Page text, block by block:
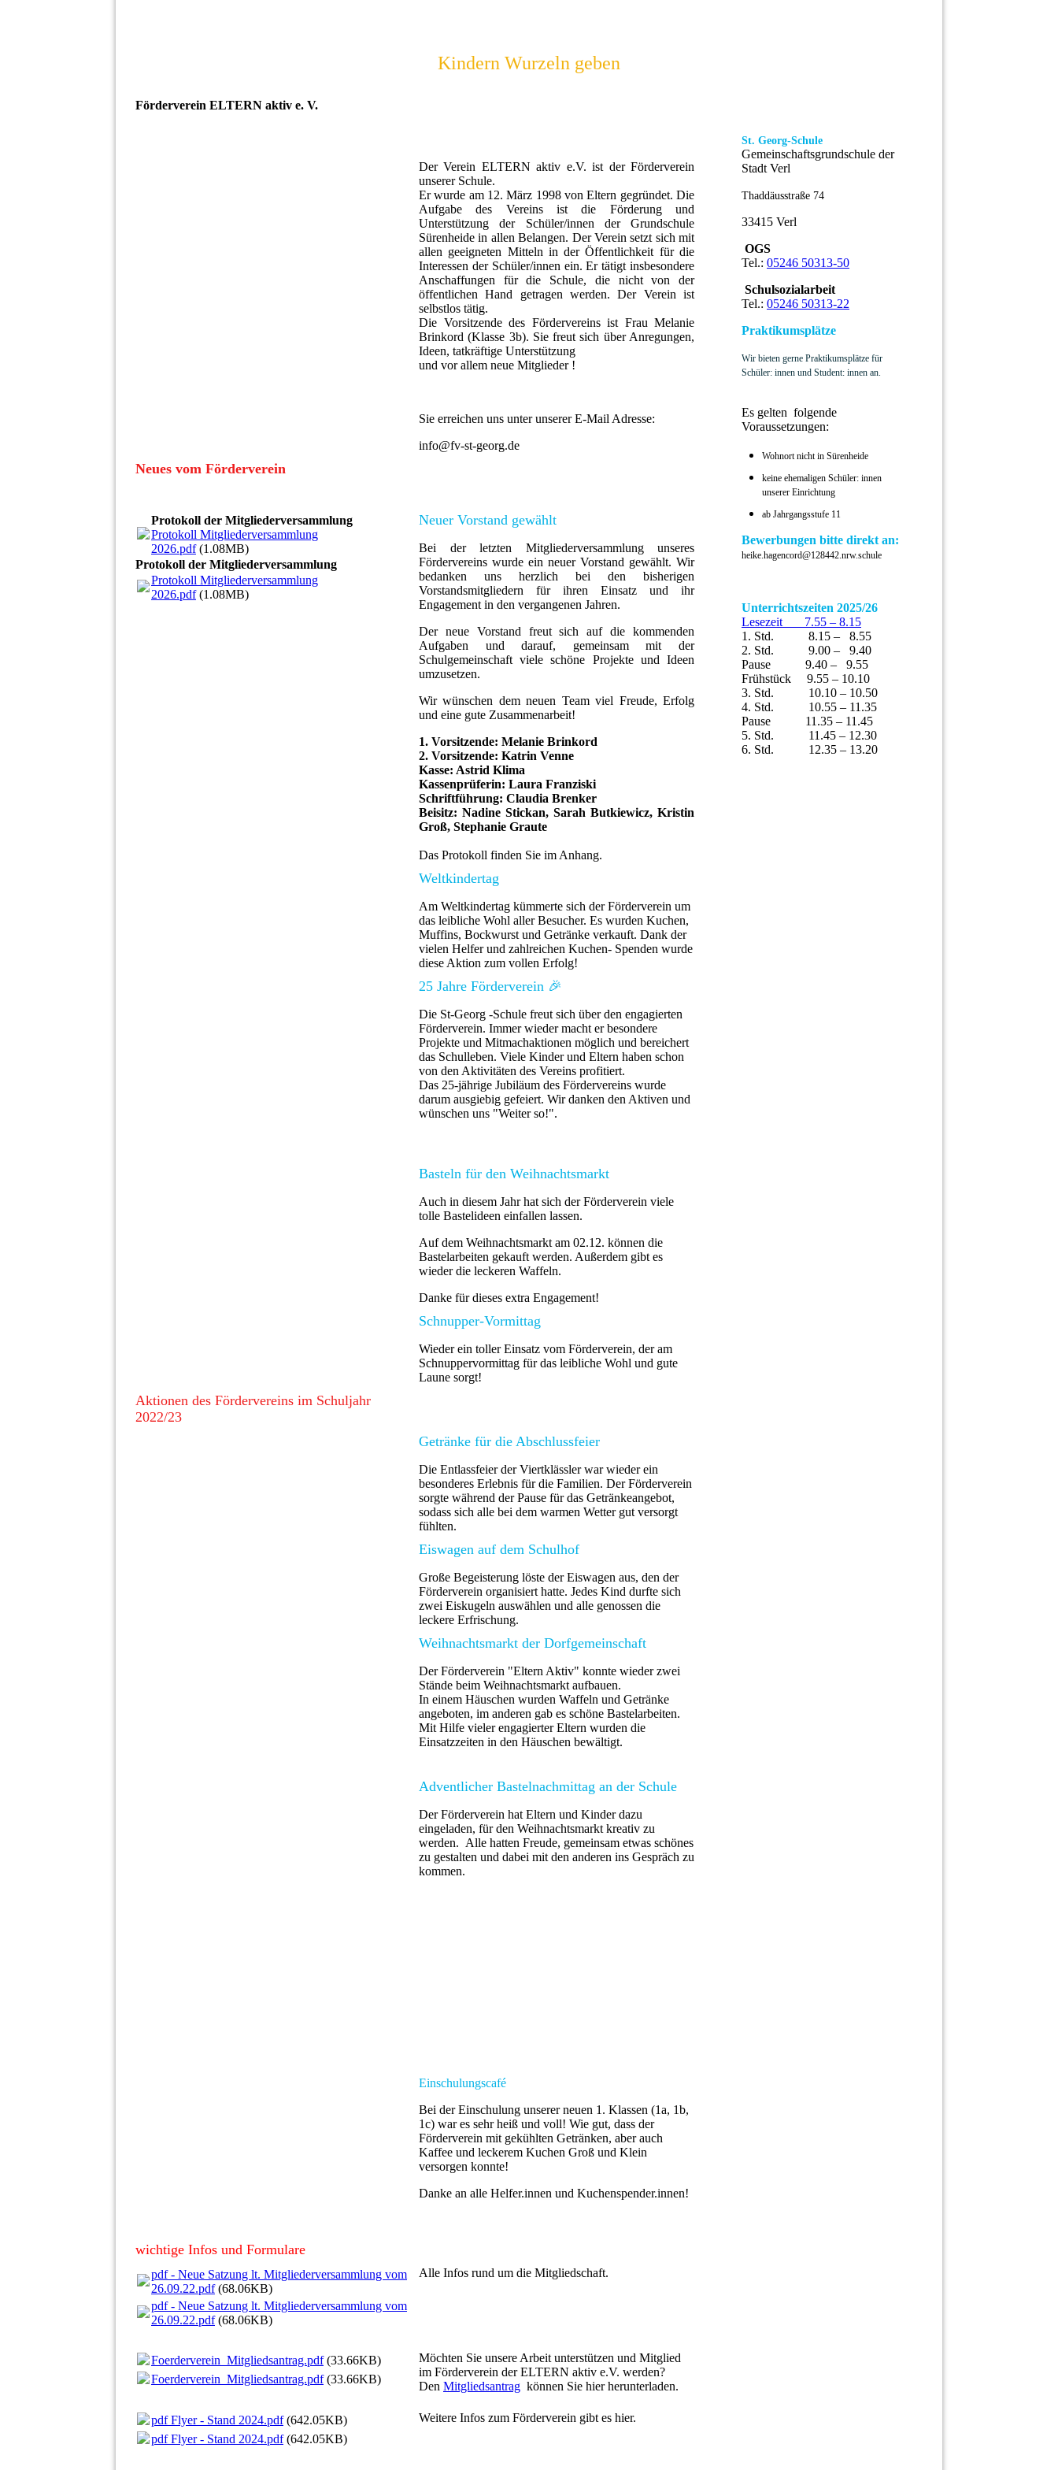
Kindern Wurzeln geben
Förderverein ELTERN aktiv e. V.
Der Verein ELTERN aktiv e.V. ist der Förderverein
unserer Schule.
Er wurde am 12. März 1998 von Eltern gegründet. Die
Aufgabe des Vereins ist die Förderung und
Unterstützung der Schüler/innen der Grundschule
Sürenheide in allen Belangen. Der Verein setzt sich mit
allen geeigneten Mitteln in der Öffentlichkeit für die
Interessen der Schüler/innen ein. Er tätigt insbesondere
Anschaffungen für die Schule, die nicht von der
öffentlichen Hand getragen werden. Der Verein ist
selbstlos tätig.
Die Vorsitzende des Fördervereins ist Frau Melanie
Brinkord (Klasse 3b). Sie freut sich über Anregungen,
Ideen, tatkräftige Unterstützung
und vor allem neue Mitglieder !
Sie erreichen uns unter unsererE-Mail Adresse:
info@fv-st-georg.de
Neues vom Förderverein
Protokoll der Mitgliederversammlung
Protokoll Mitgliederversammlung
2026.pdf(1.08MB)
Protokoll der Mitgliederversammlung
Protokoll Mitgliederversammlung
2026.pdf(1.08MB)
Neuer Vorstand gewählt
Bei der letzten Mitgliederversammlung unseres
Fördervereins wurde ein neuer Vorstand gewählt. Wir
bedanken uns herzlich bei den bisherigen
Vorstandsmitgliedern für ihren Einsatz und ihr
Engagement in den vergangenen Jahren.
Der neue Vorstand freut sich auf die kommenden
Aufgaben und darauf, gemeinsam mit der
Schulgemeinschaft viele schöne Projekte und Ideen
umzusetzen.
Wir wünschen dem neuen Team viel Freude, Erfolg
und eine gute Zusammenarbeit!
1. Vorsitzende: Melanie Brinkord
2. Vorsitzende: Katrin Venne
Kasse: Astrid Klima
Kassenprüferin: Laura Franziski
Schriftführung: Claudia Brenker
Beisitz: Nadine Stickan, Sarah Butkiewicz, Kristin
Groß, Stephanie Graute
Das Protokoll finden Sie im Anhang.
Weltkindertag
Am Weltkindertag kümmerte sich der Förderverein um
das leibliche Wohl aller Besucher. Es wurden Kuchen,
Muffins, Bockwurst und Getränke verkauft. Dank der
vielen Helfer und zahlreichen Kuchen- Spenden wurde
diese Aktion zum vollen Erfolg!
25 Jahre Förderverein 🎉
Die St-Georg -Schule freut sich über den engagierten
Förderverein. Immer wieder macht er besondere
Projekte und Mitmachaktionen möglich und bereichert
das Schulleben. Viele Kinder und Eltern haben schon
von den Aktivitäten des Vereins profitiert.
Das 25-jährige Jubiläum des Fördervereins wurde
darum ausgiebig gefeiert. Wir danken den Aktiven und
wünschen uns "Weiter so!".
Basteln für den Weihnachtsmarkt
Auch in diesem Jahr hat sich der Förderverein viele
tolle Bastelideen einfallen lassen.
Auf dem Weihnachtsmarkt am 02.12. können die
Bastelarbeiten gekauft werden. Außerdem gibt es
wieder die leckeren Waffeln.
Danke für dieses extra Engagement!
Schnupper-Vormittag
Wieder ein toller Einsatz vom Förderverein, der am
Schnuppervormittag für das leibliche Wohl und gute
Laune sorgt!
Aktionen des Fördervereins im Schuljahr
2022/23
Getränke für die Abschlussfeier
Die Entlassfeier der Viertklässler war wieder ein
besonderes Erlebnis für die Familien. Der Förderverein
sorgte während der Pause für das Getränkeangebot,
sodass sich alle bei dem warmen Wetter gut versorgt
fühlten.
Eiswagen auf dem Schulhof
Große Begeisterung löste der Eiswagen aus, den der
Förderverein organisiert hatte. Jedes Kind durfte sich
zwei Eiskugeln auswählen und alle genossen die
leckere Erfrischung.
Weihnachtsmarkt der Dorfgemeinschaft
Der Förderverein "Eltern Aktiv" konnte wieder zwei
Stände beim Weihnachtsmarkt aufbauen.
In einem Häuschen wurden Waffeln und Getränke
angeboten, im anderen gab es schöne Bastelarbeiten.
Mit Hilfe vieler engagierter Eltern wurden die
Einsatzzeiten in den Häuschen bewältigt.
Adventlicher Bastelnachmittag an der Schule
Der Förderverein hat Eltern und Kinder dazu
eingeladen, für den Weihnachtsmarkt kreativ zu
werden. Alle hatten Freude, gemeinsam etwas schönes
zu gestalten und dabei mit den anderen ins Gespräch zu
kommen.
Einschulungscafé
Bei der Einschulung unserer neuen 1. Klassen (1a, 1b,
1c) war es sehr heiß und voll! Wie gut, dass der
Förderverein mit gekühlten Getränken, aber auch
Kaffee und leckerem Kuchen Groß und Klein
versorgen konnte!
Danke an alle Helfer.innen und Kuchenspender.innen!
wichtige Infos und Formulare
pdf - Neue Satzung lt. Mitgliederversammlung vom
26.09.22.pdf(68.06KB)
pdf - Neue Satzung lt. Mitgliederversammlung vom
26.09.22.pdf(68.06KB)
Alle Infos rund um die Mitgliedschaft.
Foerderverein_Mitgliedsantrag.pdf(33.66KB)
Foerderverein_Mitgliedsantrag.pdf(33.66KB)
Möchten Sie unsere Arbeit unterstützen und Mitglied
im Förderverein der ELTERN aktiv e.V. werden?
Den Mitgliedsantrag können Sie hier herunterladen.
pdf Flyer - Stand 2024.pdf(642.05KB)
pdf Flyer - Stand 2024.pdf(642.05KB)
Weitere Infos zum Förderverein gibt es hier.
St. Georg-Schule
Gemeinschaftsgrundschule der
Stadt Verl
Thaddäusstraße 74
33415 Verl
OGS
Tel.: 05246 50313-50
Schulsozialarbeit
Tel.: 05246 50313-22
Praktikumsplätze
Wir bieten gerne Praktikumsplätze für
Schüler: innen und Student: innen an.
Es gelten folgende
Voraussetzungen:
Wohnort nicht in Sürenheide
keine ehemaligen Schüler: innen
unserer Einrichtung
ab Jahrgangsstufe 11
Bewerbungen bitte direkt an:
heike.hagencord@128442.nrw.schule
Unterrichtszeiten 2025/26
Lesezeit 7.55 – 8.15
1. Std. 8.15 – 8.55
2. Std. 9.00 – 9.40
Pause 9.40 – 9.55
Frühstück 9.55 – 10.10
3. Std. 10.10 – 10.50
4. Std. 10.55 – 11.35
Pause 11.35 – 11.45
5. Std. 11.45 – 12.30
6. Std. 12.35 – 13.20